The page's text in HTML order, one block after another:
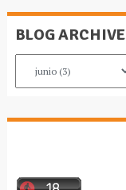
BLOG ARCHIVE